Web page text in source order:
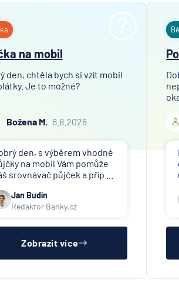
na mobil
den, chtěla bych si vzít mobil
Je to možné?
Božena M. 6.8.2026
den, s výběrem vhodné
na mobil Vám pomůže
srovnávač půjček a příp ...
Jan Budín
Redaktor Banky.cz
Zobrazit více